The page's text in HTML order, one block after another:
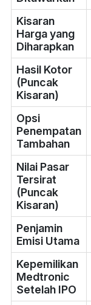
Kisaran
Harga yang
Diharapkan
Hasil Kotor
(Puncak
Kisaran)
Opsi
Penempatan
Tambahan
Nilai Pasar
Tersirat
(Puncak
Kisaran)
Penjamin
Emisi Utama
Kepemilikan
Medtronic
Setelah IPO